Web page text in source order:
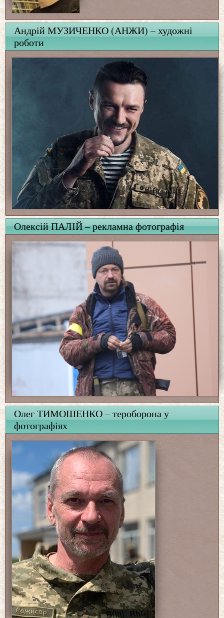
Андрій МУЗИЧЕНКО (АНЖИ) – художні
роботи
Олексій ПАЛІЙ – рекламна фотографія
Олег ТИМОШЕНКО – тероборона у
фотографіях